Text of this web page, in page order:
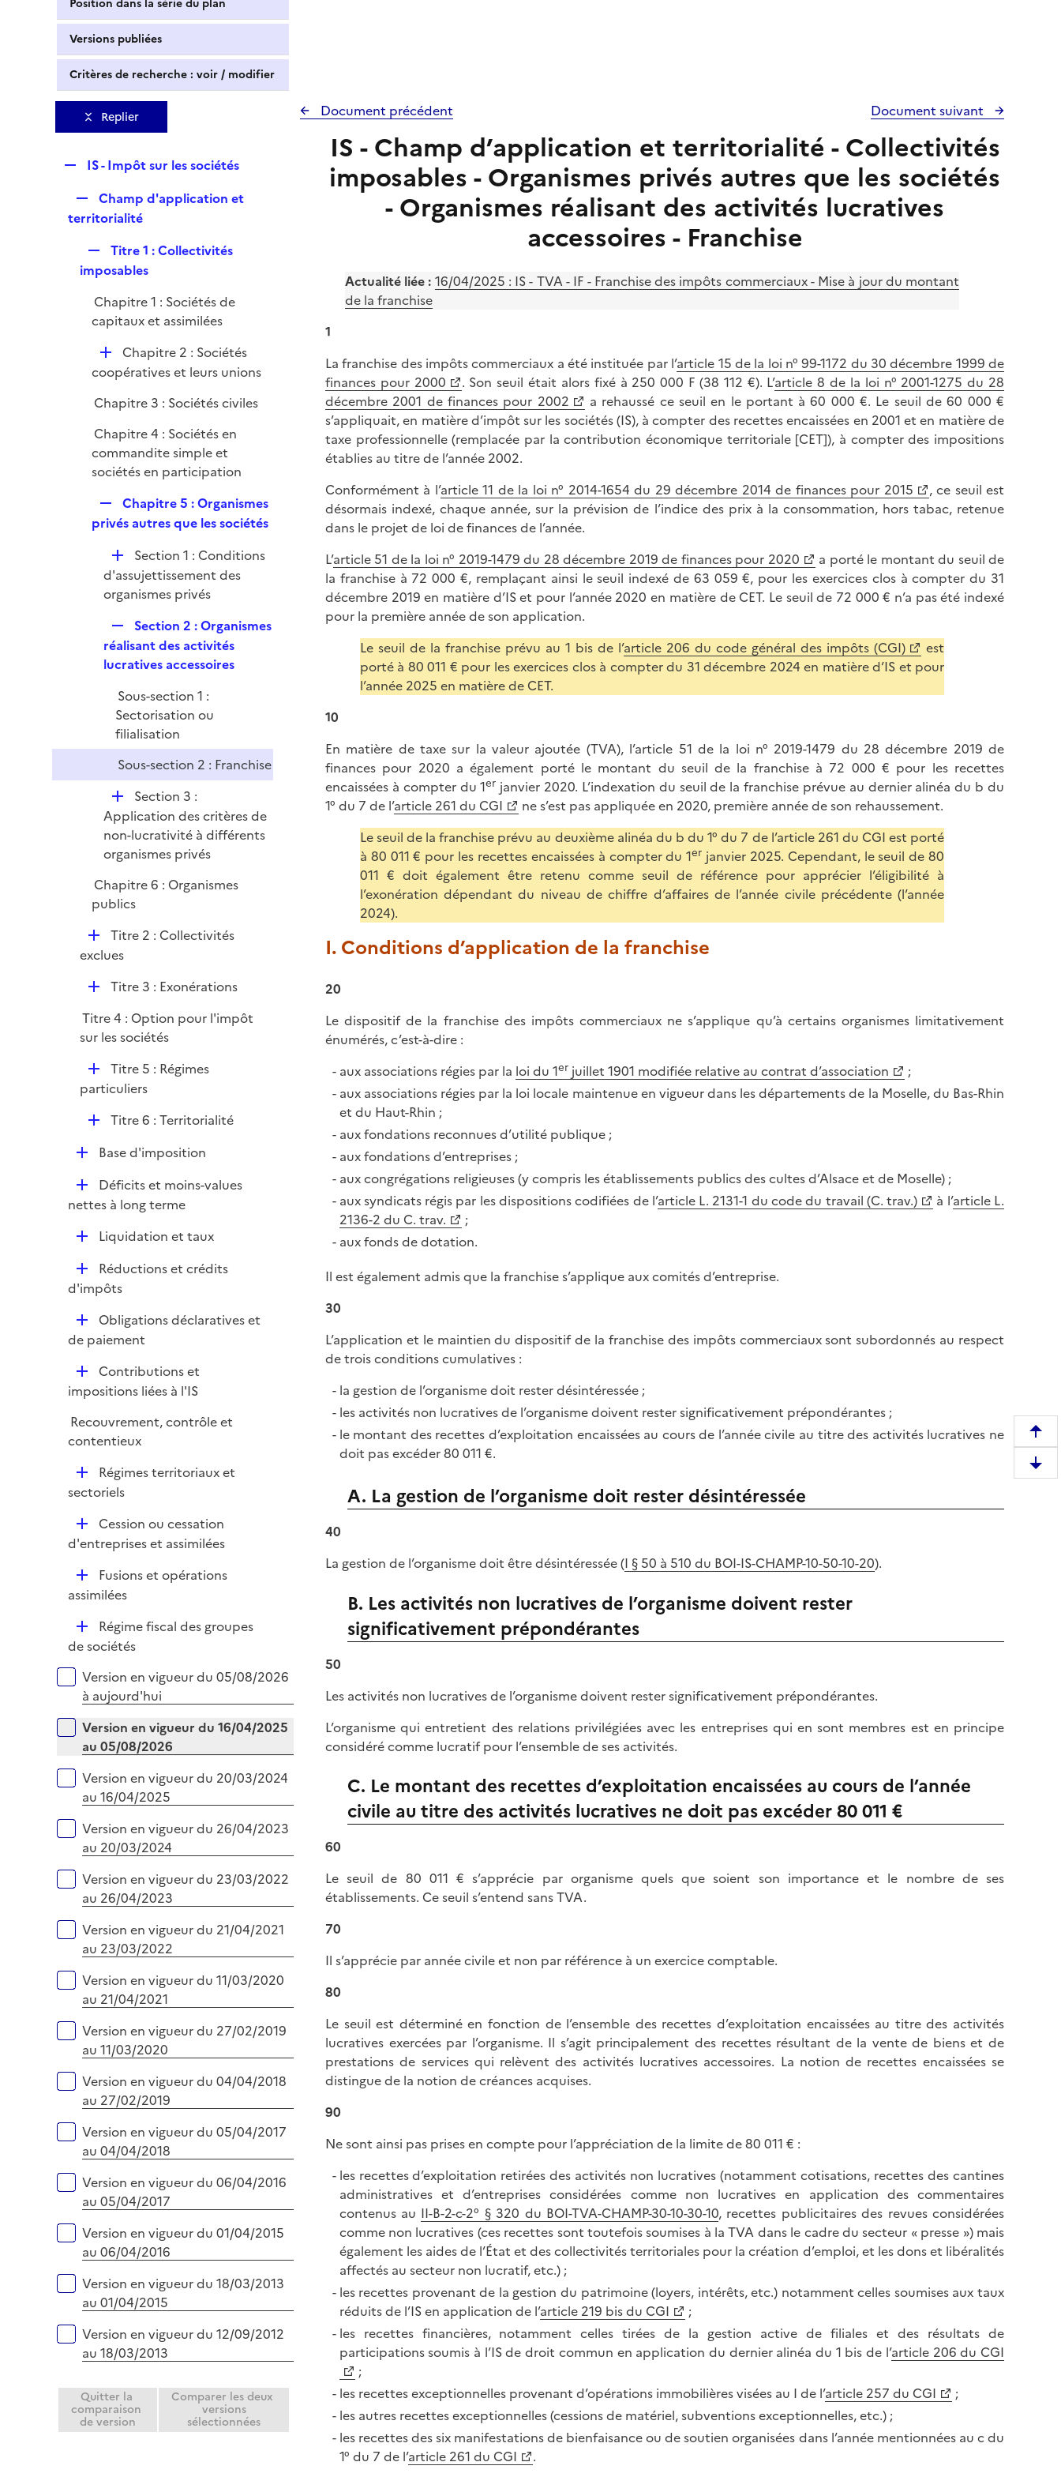
Position dans la série du plan
Versions publiées
Critères de recherche : voir / modifier
Replier
p
l
r
IS - Impôt sur les sociétés
e
l
i
e
Champ d'application et
territorialité
e
l
i
e
r
Titre 1 : Collectivités
imposables
Chapitre 1 : Sociétés de
capitaux et assimilées
D
é
l
i
e
r
Chapitre 2 : Sociétés
coopératives et leurs unions
Chapitre 3 : Sociétés civiles
Chapitre 4 : Sociétés en
commandite simple et
sociétés en participation
e
l
i
e
Chapitre 5 : Organismes
privés autres que les sociétés
D
é
p
e
r
Section 1 : Conditions
d'assujettissement des
organismes privés
e
p
i
e
r
Section 2 : Organismes
réalisant des activités
lucratives accessoires
Sous-section 1 :
Sectorisation ou
filialisation
Sous-section 2 : Franchise
D
é
p
l
e
r
Section 3 :
Application des critères de
non-lucrativité à différents
organismes privés
Chapitre 6 : Organismes
publics
D
é
e
r
Titre 2 : Collectivités
exclues
D
p
l
e
r
Titre 3 : Exonérations
Titre 4 : Option pour l'impôt
sur les sociétés
D
é
i
e
r
Titre 5 : Régimes
particuliers
D
p
l
i
e
r
Titre 6 : Territorialité
D
l
Base d'imposition
D
é
r
Déficits et moins-values
nettes à long terme
D
l
r
Liquidation et taux
D
é
i
Réductions et crédits
d'impôts
D
é
i
r
Obligations déclaratives et
de paiement
D
é
l
i
Contributions et
impositions liées à l'IS
Recouvrement, contrôle et
contentieux
D
é
i
Régimes territoriaux et
sectoriels
D
é
i
Cession ou cessation
d'entreprises et assimilées
D
é
i
e
r
Fusions et opérations
assimilées
D
é
l
i
e
Régime fiscal des groupes
de sociétés
Versions sur la période
Version en vigueur du 05/08/2026
à aujourd'hui
Version en vigueur du 16/04/2025
au 05/08/2026
Version en vigueur du 20/03/2024
au 16/04/2025
Version en vigueur du 26/04/2023
au 20/03/2024
Version en vigueur du 23/03/2022
au 26/04/2023
Version en vigueur du 21/04/2021
au 23/03/2022
Version en vigueur du 11/03/2020
au 21/04/2021
Version en vigueur du 27/02/2019
au 11/03/2020
Version en vigueur du 04/04/2018
au 27/02/2019
Version en vigueur du 05/04/2017
au 04/04/2018
Version en vigueur du 06/04/2016
au 05/04/2017
Version en vigueur du 01/04/2015
au 06/04/2016
Version en vigueur du 18/03/2013
au 01/04/2015
Version en vigueur du 12/09/2012
au 18/03/2013
Quitter la
comparaison
de version
Comparer les deux
versions
sélectionnées
Document précédent Document suivant
IS - Champ d’application et territorialité - Collectivités
imposables - Organismes privés autres que les sociétés
- Organismes réalisant des activités lucratives
accessoires - Franchise
Actualité liée : 16/04/2025 : IS - TVA - IF - Franchise des impôts commerciaux - Mise à jour du montant
de la franchise
1
La franchise des impôts commerciaux a été instituée par l’article 15 de la loi n° 99-1172 du 30 décembre 1999 de
finances pour 2000
. Son seuil était alors fixé à 250 000 F (38 112 €). L’article 8 de la loi n° 2001-1275 du 28
décembre 2001 de finances pour 2002
a rehaussé ce seuil en le portant à 60 000 €. Le seuil de60 000 €
s’appliquait, en matière d’impôt sur les sociétés (IS), à compter des recettes encaissées en 2001 et en matière de
taxe professionnelle (remplacée par la contribution économique territoriale [CET]), à compter des impositions
établies au titre de l’année 2002.
Conformément à l’article 11 de la loi n° 2014-1654 du 29 décembre 2014 de finances pour 2015
, ce seuil est
désormais indexé, chaque année, sur la prévision de l’indice des prix à la consommation, hors tabac, retenue
dans le projet de loi de finances de l’année.
L’article 51 de la loi n° 2019-1479 du 28 décembre 2019 de finances pour 2020
a porté le montant du seuil de
la franchise à 72 000 €, remplaçant ainsi le seuil indexé de 63 059 €, pour les exercices clos à compter du 31
décembre 2019 en matière d’IS et pour l’année 2020 en matière de CET. Le seuil de 72 000 € n’a pas été indexé
pour la première année de son application.
Le seuil de la franchise prévu au 1 bis de l’article 206 du code général des impôts (CGI)
est
porté à 80 011 € pour les exercices clos à compter du 31 décembre 2024 en matière d’IS et pour
l’année 2025 en matière de CET.
10
En matière de taxe sur la valeur ajoutée (TVA), l’article 51 de la loi n° 2019-1479 du 28 décembre 2019 de
finances pour 2020 a également porté le montant du seuil de la franchise à 72 000 € pour les recettes
encaissées à compter du 1er janvier 2020. L’indexation du seuil de la franchise prévue au dernier alinéa du b du
1° du 7 de l’article 261 du CGI
ne s’est pas appliquée en 2020, première année de son rehaussement.
Le seuil de la franchise prévu au deuxième alinéa du b du 1° du 7 de l’article 261 du CGI est porté
à 80 011 € pour les recettes encaissées à compter du 1er janvier 2025. Cependant, le seuil de 80
011 € doit également être retenu comme seuil de référence pour apprécier l’éligibilité à
l’exonération dépendant du niveau de chiffre d’affaires de l’année civile précédente (l’année
2024).
I. Conditions d’application de la franchise
20
Le dispositif de la franchise des impôts commerciaux ne s’applique qu’à certains organismes limitativement
énumérés, c’est-à-dire :
aux associations régies par la loi du 1erjuillet 1901 modifiée relative au contrat d’association
;
aux associations régies par la loi locale maintenue en vigueur dans les départements de la Moselle, du Bas-Rhin
et du Haut-Rhin ;
aux fondations reconnues d’utilité publique ;
aux fondations d’entreprises ;
aux congrégations religieuses (y compris les établissements publics des cultes d’Alsace et de Moselle) ;
aux syndicats régis par les dispositions codifiées de l’article L. 2131-1 du code du travail (C. trav.) à l’article L.
2136-2 du C. trav.
;
aux fonds de dotation.
Il est également admis que la franchise s’applique aux comités d’entreprise.
30
L’application et le maintien du dispositif de la franchise des impôts commerciaux sont subordonnés au respect
de trois conditions cumulatives :
la gestion de l’organisme doit rester désintéressée ;
les activités non lucratives de l’organisme doivent rester significativement prépondérantes ;
le montant des recettes d’exploitation encaissées au cours de l’année civile au titre des activités lucratives ne
doit pas excéder80 011 €.
A. La gestion de l’organisme doit rester désintéressée
40
La gestion de l’organisme doit être désintéressée (I § 50 à 510 du BOI-IS-CHAMP-10-50-10-20).
B. Les activités non lucratives de l’organisme doivent rester
significativement prépondérantes
50
Les activités non lucratives de l’organisme doivent rester significativement prépondérantes.
L’organisme qui entretient des relations privilégiées avec les entreprises qui en sont membres est en principe
considéré comme lucratif pour l’ensemble de ses activités.
C. Le montant des recettes d’exploitation encaissées au cours de l’année
civile au titre des activités lucratives ne doit pas excéder 80 011 €
60
Le seuil de 80 011 € s’apprécie par organisme quels que soient son importance et le nombre de ses
établissements. Ce seuil s’entend sans TVA.
70
Il s’apprécie par année civile et non par référence à un exercice comptable.
80
Le seuil est déterminé en fonction de l’ensemble des recettes d’exploitation encaissées au titre des activités
lucratives exercées par l’organisme. Il s’agit principalement des recettes résultant de la vente de biens et de
prestations de services qui relèvent des activités lucratives accessoires. La notion de recettes encaissées se
distingue de la notion de créances acquises.
90
Ne sont ainsi pas prises en compte pour l’appréciation de la limite de 80 011 € :
les recettes d’exploitation retirées des activités non lucratives (notamment cotisations, recettes des cantines
administratives et d’entreprises considérées comme non lucratives en application des commentaires
contenus au II-B-2-c-2° § 320 du BOI-TVA-CHAMP-30-10-30-10, recettes publicitaires des revues considérées
comme non lucratives (ces recettes sont toutefois soumises à la TVA dans le cadre du secteur « presse ») mais
également les aides de l’État et des collectivités territoriales pour la création d’emploi, et les dons et libéralités
affectés au secteur non lucratif, etc.) ;
les recettes provenant de la gestion du patrimoine (loyers, intérêts, etc.) notamment celles soumises aux taux
réduits de l’IS en application de l’article 219 bis du CGI
;
les recettes financières, notamment celles tirées de la gestion active de filiales et des résultats de
participations soumis à l’IS de droit commun en application du dernier alinéa du 1 bis de l’article 206 du CGI
;
les recettes exceptionnelles provenant d’opérations immobilières visées au I de l’article 257 du CGI
;
les autres recettes exceptionnelles (cessions de matériel, subventions exceptionnelles, etc.) ;
les recettes des six manifestations de bienfaisance ou de soutien organisées dans l’année mentionnées au c du
1° du 7 de l’article 261 du CGI .
e
m
D